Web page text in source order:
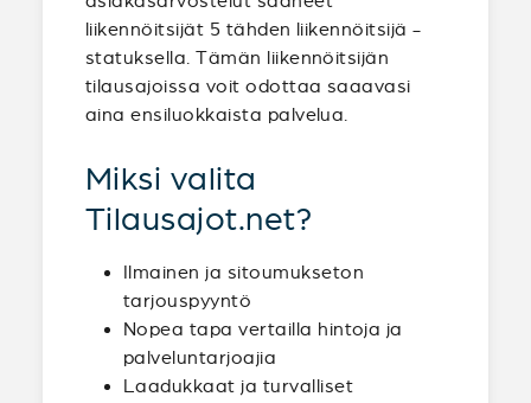
liikennöitsijät 5 tähden liikennöitsijä -
statuksella. Tämän liikennöitsijän
tilausajoissa voit odottaa saaavasi
aina ensiluokkaista palvelua.
Miksi valita
Tilausajot.net?
Ilmainen ja sitoumukseton
tarjouspyyntö
Nopea tapa vertailla hintoja ja
palveluntarjoajia
Laadukkaat ja turvalliset